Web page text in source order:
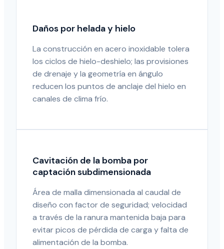
Daños por helada y hielo
La construcción en acero inoxidable tolera
los ciclos de hielo-deshielo; las provisiones
de drenaje y la geometría en ángulo
reducen los puntos de anclaje del hielo en
canales de clima frío.
Cavitación de la bomba por
captación subdimensionada
Área de malla dimensionada al caudal de
diseño con factor de seguridad; velocidad
a través de la ranura mantenida baja para
evitar picos de pérdida de carga y falta de
alimentación de la bomba.